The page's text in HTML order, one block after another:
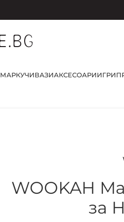
МАРКУЧИВАЗИАКСЕСОАРИИГРИ
WOOKAH
за